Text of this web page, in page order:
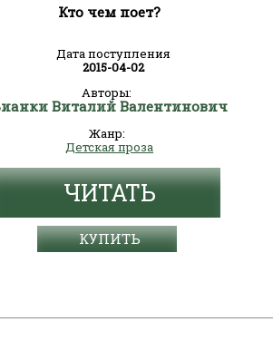
Кто чем поет?
Дата поступления
2015-04-02
Авторы:
Виталий Валентинович
Жанр:
Детская проза
ЧИТАТЬ
КУПИТЬ